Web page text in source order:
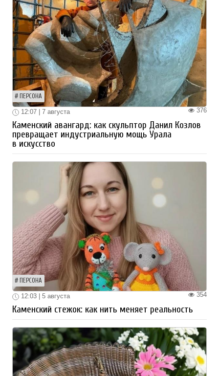
ПЕРСОНА
376
12:07 | 7 августа
Каменский авангард: как скульптор Данил Козлов
превращает индустриальную мощь Урала
в искусство
ПЕРСОНА
354
12:03 | 5 августа
Каменский стежок: как нить меняет реальность